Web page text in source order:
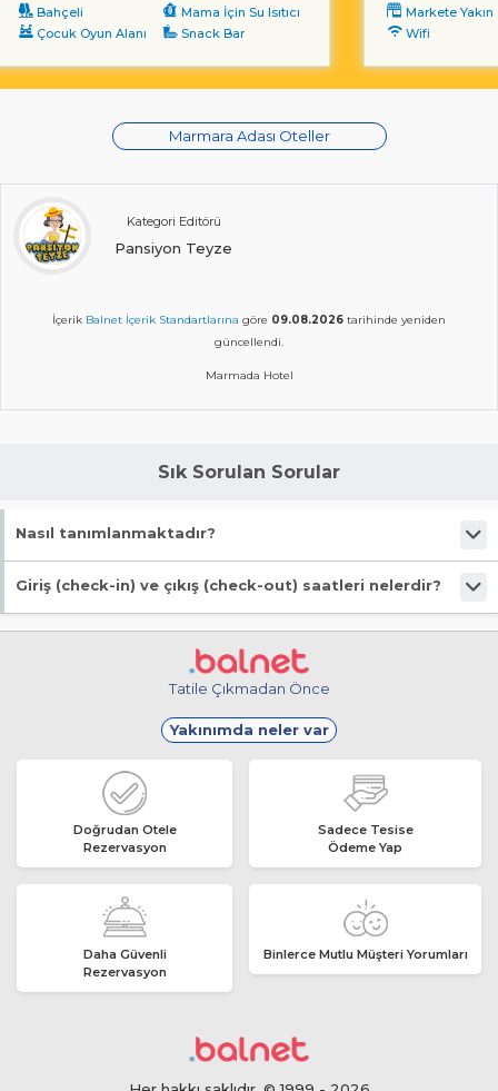
Bahçeli
Mama İçin Su Isıtıcı
Çocuk Oyun Alanı
Snack Bar
Markete Yakın
Wifi
Marmara Adası Oteller
Kategori Editörü
Pansiyon Teyze
İçerik Balnet İçerik Standartlarına göre 09.08.2026 tarihinde yeniden
güncellendi.
Marmada Hotel
Sık Sorulan Sorular
Nasıl tanımlanmaktadır?
Tesis Tiny Hause statüsündedir.
Giriş (check-in) ve çıkış (check-out) saatleri nelerdir?
Giriş en erken 13:00, çıkış en geç 13:00 saatindedir.
Tatile Çıkmadan Önce
Yakınımda neler var
Doğrudan Otele
Rezervasyon
Sadece Tesise
Ödeme Yap
Daha Güvenli
Rezervasyon
Binlerce Mutlu Müşteri Yorumları